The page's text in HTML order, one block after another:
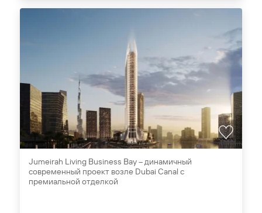
Jumeirah Living Business Bay – динамичный
современный проект возле Dubai Canal с
премиальной отделкой